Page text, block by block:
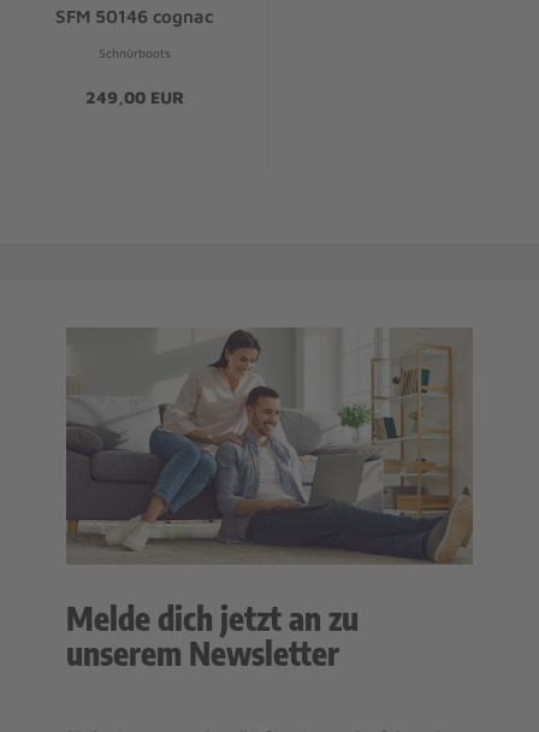
SFM 50146 cognac
Schnürboots
249,00 EUR
Melde dich jetzt an zu
unserem Newsletter